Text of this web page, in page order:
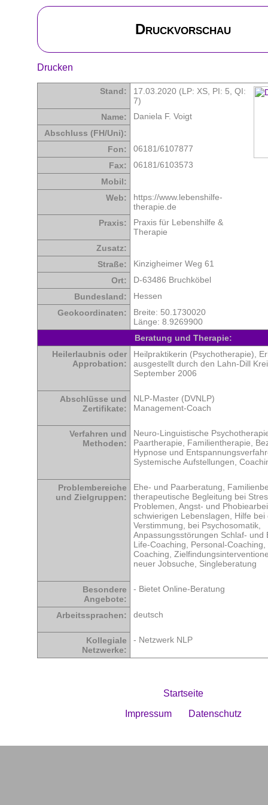
Druckvorschau
Drucken
Stand: 17.03.2020 (LP: XS, PI: 5 QI:
7)
Name:
Daniela F. Voigt
Abschluss (FH/Uni):
Fon:
06181/6107877
Fax:
06181/6103573
Mobil:
Web:
https://www.lebenshilfe-
therapie.de
Praxis:
Praxis für Lebenshilfe &
Therapie
Zusatz:
Straße:
Kinzigheimer Weg 61
Ort:
D-63486 Bruchköbel
Bundesland:
Hessen
Geokoordinaten:
Breite: 50.1730020
Länge: 8.9269900
Beratung und Therapie:
Heilerlaubnis oder
Approbation:
Heilpraktikerin (Psychotherapie),
ausgestellt durch den Lahn-Dill
September 2006
Abschlüsse und
Zertifikate:
NLP-Master (DVNLP)
Management-Coach
Verfahren und
Methoden:
Neuro-Linguistische
Paartherapie, Familientherapie,
Hypnose und
Systemische Aufstellungen,
Problembereiche
und Zielgruppen:
Ehe- und Paarberatung,
therapeutische Begleitung bei
Problemen, Angst- und
schwierigen Lebenslagen, Hilfe bei
Verstimmung, bei Psychosomatik,
Anpassungsstörungen Schlaf- und
Life-Coaching, Personal-
Coaching,
neuer Jobsuche, Singleberatung
Besondere
Angebote:
- Bietet Online-Beratung
Arbeitssprachen: deutsch
Kollegiale
Netzwerke:
- Netzwerk NLP
Startseite
Impressum
Datenschutz